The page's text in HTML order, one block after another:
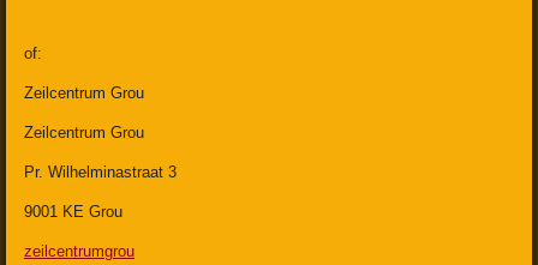
of:
Zeilcentrum Grou
Zeilcentrum Grou
Pr. Wilhelminastraat 3
9001 KE Grou
zeilcentrumgrou